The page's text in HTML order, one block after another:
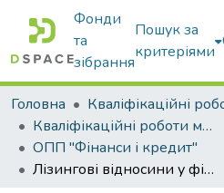
Фонди
та
зібрання
Пошук за
критеріями
Головна
Кваліфікаційні
Кваліфікаційні роботи магістрів
ОПП "Фінанси і кредит"
Лізингові відносини у фінансовому забезпеченні аграрних підприємств